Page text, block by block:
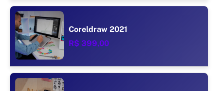
Coreldraw 2021
R$ 399,00